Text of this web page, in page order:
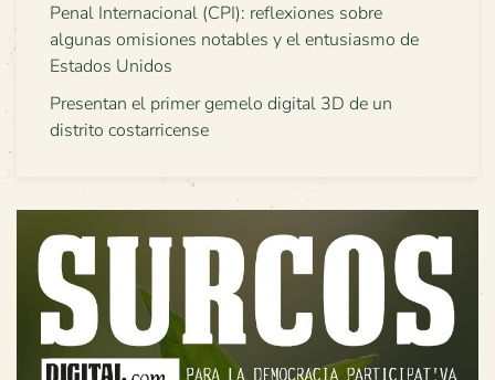
Penal Internacional (CPI): reflexiones sobre
algunas omisiones notables y el entusiasmo de
Estados Unidos
Presentan el primer gemelo digital 3D de un
distrito costarricense